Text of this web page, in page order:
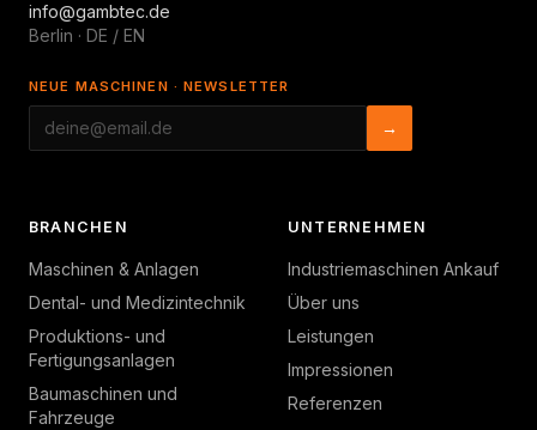
info@gambtec.de
Berlin · DE / EN
NEUE MASCHINEN · NEWSLETTER
→
BRANCHEN
Maschinen & Anlagen
Dental- und Medizintechnik
Produktions- und
Fertigungsanlagen
Baumaschinen und
Fahrzeuge
UNTERNEHMEN
Industriemaschinen Ankauf
Über uns
Leistungen
Impressionen
Referenzen